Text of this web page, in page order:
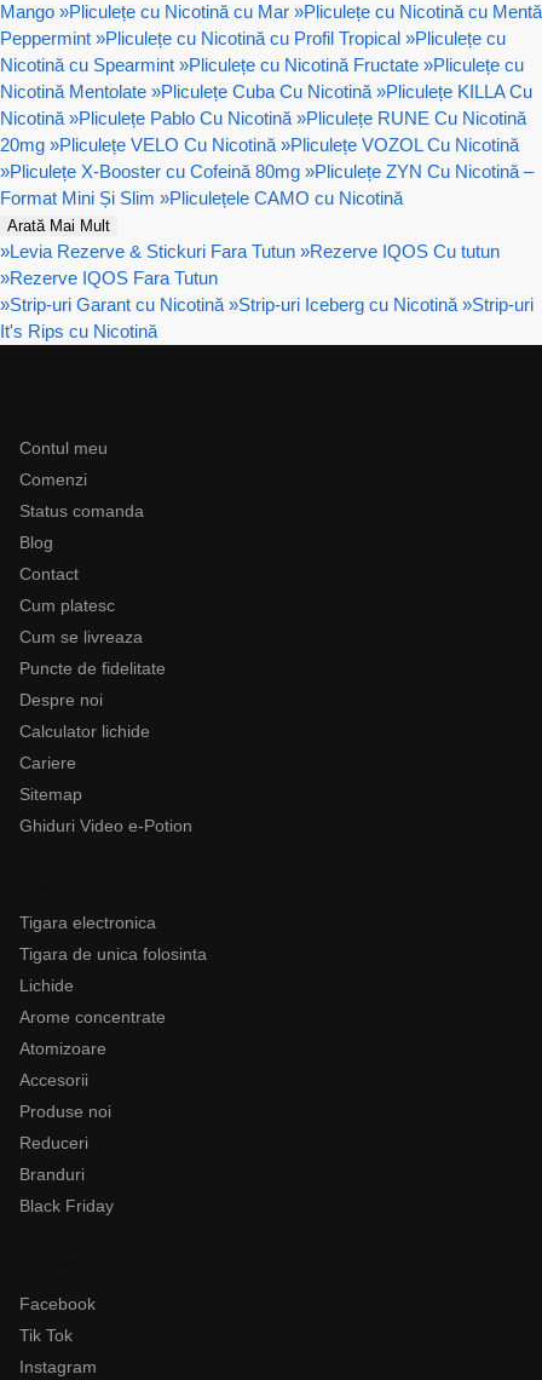
Mango »Pliculețe cu Nicotină cu Mar »Pliculețe cu Nicotină cu Mentă
Peppermint »Pliculețe cu Nicotină cu Profil Tropical »Pliculețe cu
Nicotină cu Spearmint »Pliculețe cu Nicotină Fructate »Pliculețe cu
Nicotină Mentolate »Pliculețe Cuba Cu Nicotină »Pliculețe KILLA Cu
Nicotină »Pliculețe Pablo Cu Nicotină »Pliculețe RUNE Cu Nicotină
20mg »Pliculețe VELO Cu Nicotină »Pliculețe VOZOL Cu Nicotină
»Pliculețe X-Booster cu Cofeină 80mg »Pliculețe ZYN Cu Nicotină –
Format Mini Și Slim »Pliculețele CAMO cu Nicotină
Arată Mai Mult
»Levia Rezerve & Stickuri Fara Tutun »Rezerve IQOS Cu tutun
»Rezerve IQOS Fara Tutun
»Strip-uri Garant cu Nicotină »Strip-uri Iceberg cu Nicotină »Strip-uri
It's Rips cu Nicotină
Contul meu
Comenzi
Status comanda
Blog
Contact
Cum platesc
Cum se livreaza
Puncte de fidelitate
Despre noi
Calculator lichide
Cariere
Sitemap
Ghiduri Video e-Potion
Tigara electronica
Tigara de unica folosinta
Lichide
Arome concentrate
Atomizoare
Accesorii
Produse noi
Reduceri
Branduri
Black Friday
Facebook
Tik Tok
Instagram